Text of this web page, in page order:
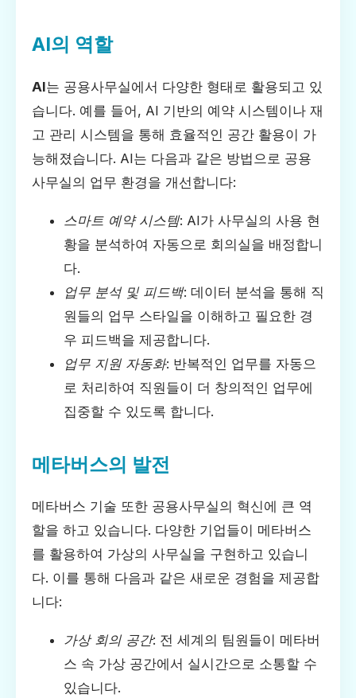
AI의 역할
AI는 공용사무실에서 다양한 형태로 활용되고 있
습니다. 예를 들어, AI 기반의 예약 시스템이나 재
고 관리 시스템을 통해 효율적인 공간 활용이 가
능해졌습니다. AI는 다음과 같은 방법으로 공용
사무실의 업무 환경을 개선합니다:
스마트 예약 시스템: AI가 사무실의 사용 현
황을 분석하여 자동으로 회의실을 배정합니
다.
업무 분석 및 피드백: 데이터 분석을 통해 직
원들의 업무 스타일을 이해하고 필요한 경
우 피드백을 제공합니다.
업무 지원 자동화: 반복적인 업무를 자동으
로 처리하여 직원들이 더 창의적인 업무에
집중할 수 있도록 합니다.
메타버스의 발전
메타버스 기술 또한 공용사무실의 혁신에 큰 역
할을 하고 있습니다. 다양한 기업들이 메타버스
를 활용하여 가상의 사무실을 구현하고 있습니
다. 이를 통해 다음과 같은 새로운 경험을 제공합
니다:
가상 회의 공간: 전 세계의 팀원들이 메타버
스 속 가상 공간에서 실시간으로 소통할 수
있습니다.